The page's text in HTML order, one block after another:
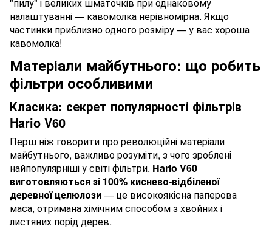
"пилу" і великих шматочків при однаковому
налаштуванні — кавомолка нерівномірна. Якщо
частинки приблизно одного розміру — у вас хороша
кавомолка!
Матеріали майбутнього: що робить
фільтри особливими
Класика: секрет популярності фільтрів
Hario V60
Перш ніж говорити про революційні матеріали
майбутнього, важливо розуміти, з чого зроблені
найпопулярніші у світі фільтри. Hario V60
виготовляються зі 100% киснево-відбіленої
деревної целюлози— це високоякісна паперова
маса, отримана хімічним способом з хвойних і
листяних порід дерев.